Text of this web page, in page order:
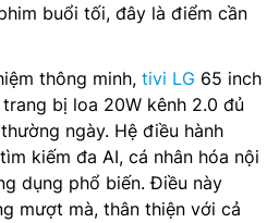
buổi tối, đây là điểm cần
thông minh, tivi LG 65 inch
bị loa 20W kênh 2.0 đủ
ngày. Hệ điều hành
kiếm đa AI, cá nhân hóa nội
dụng phổ biến. Điều này
mượt mà, thân thiện với cả